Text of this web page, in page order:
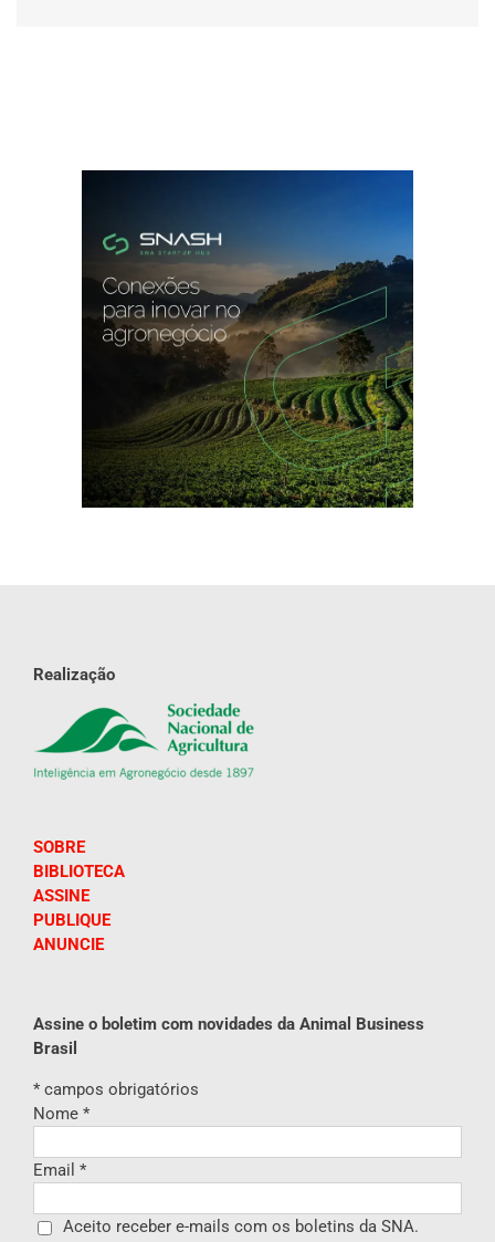
Realização
SOBRE
BIBLIOTECA
ASSINE
PUBLIQUE
ANUNCIE
Assine o boletim com novidades da Animal Business
Brasil
* campos obrigatórios
Nome *
Email *
Aceito receber e-mails com os boletins da SNA.